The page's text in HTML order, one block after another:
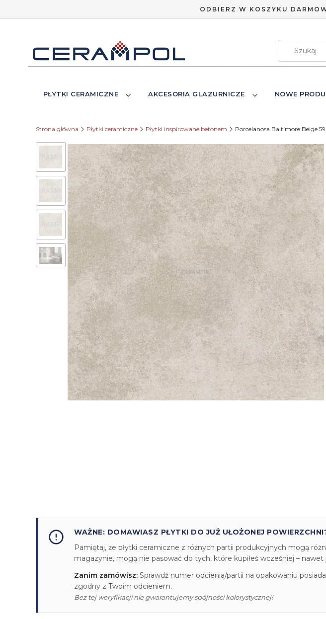
ODBIERZ W KOSZYKU
PŁYTKI CERAMICZNE AKCESORIA GLAZURNICZE NOWE
Strona główna Płytki ceramiczne Płytki inspirowane betonem Porcelanosa Baltimore Beige
WAŻNE: DOMAWIASZ PŁYTKI DO JUŻ UŁOŻONEJ
Pamiętaj, że płytki ceramiczne z różnych partii produkcyjnych mogą
magazynie, mogą nie pasować do tych, które kupiłeś wcześniej –
Zanim zamówisz: Sprawdź numer odcienia/partii na opakowaniu
zgodny z Twoim odcieniem.
Bez tej weryfikacji nie gwarantujemy spójności kolorystycznej!